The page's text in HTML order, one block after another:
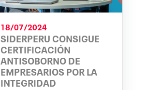
18/07/2024
SIDERPERU CONSIGUE
CERTIFICACIÓN
ANTISOBORNO DE
EMPRESARIOS POR LA
INTEGRIDAD